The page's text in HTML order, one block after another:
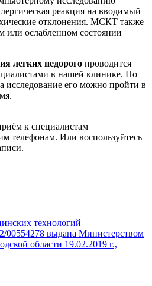
реакция на вводимый
отклонения. МСКТ также
или ослабленном состоянии
легких недорого проводится
в нашей клинике. По
исследование его можно пройти в
к специалистам
телефонам. Или воспользуйтесь
технологий
00554278 выдана Министерством
области 19.02.2019 г.,